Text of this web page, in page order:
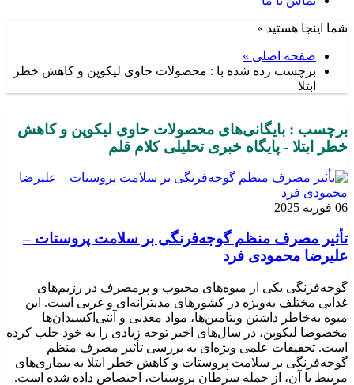
شما اینجا هستید »
صفحه اصلی »
برچسب زده شده با : محصولات حاوی لیکوپن و کاهش خطر
ابتلا
برچسب : بایگانی‌های محصولات حاوی لیکوپن و کاهش
خطر ابتلا - پایگاه خبری تحلیلی کلام قلم
06 فوریه 2025
تأثیر مصرف منظم گوجه‌فرنگی بر سلامت پروستات –
علیرضا محمودی فرد
گوجه‌فرنگی یکی از میوه‌های محبوب و پرمصرف در رژیم‌های
غذایی مختلف به‌ویژه در کشورهای مدیترانه‌ای و غربی است. این
میوه به‌خاطر داشتن ویتامین‌ها، مواد معدنی و آنتی‌اکسیدان‌ها
مخصوصا لیکوپن، در سال‌های اخیر توجه زیادی را به خود جلب کرده
است. تحقیقات علمی ویژه‌ای به بررسی تأثیر مصرف منظم
گوجه‌فرنگی بر سلامت پروستات و کاهش خطر ابتلا به بیماری‌های
مرتبط با آن، از جمله سرطان پروستات، اختصاص داده شده است.